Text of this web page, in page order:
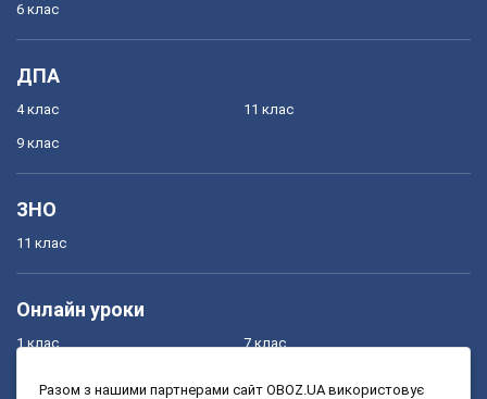
6 клас
ДПА
4 клас
9 клас
11 клас
ЗНО
11 клас
Онлайн уроки
1 клас 7 клас
Разом з нашими партнерами сайт OBOZ.UA використовує